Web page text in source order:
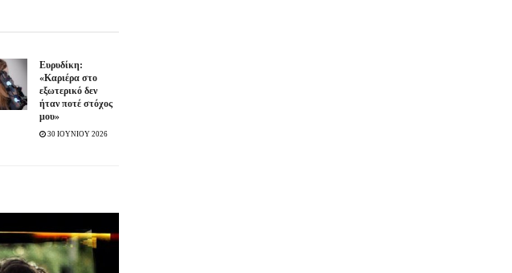
Ευρυδίκη:
«Καριέρα στο
εξωτερικό δεν
ήταν ποτέ στόχος
μου»
30 ΙΟΥΝΙΟΥ 2026